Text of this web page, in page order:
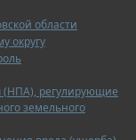
области
округу
(НПА), регулирующие
земельного